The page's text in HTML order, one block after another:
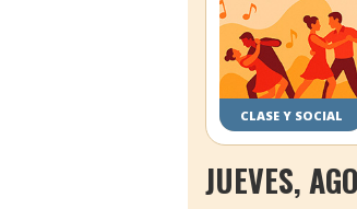
CLASE Y SOCIAL
JUEVES,